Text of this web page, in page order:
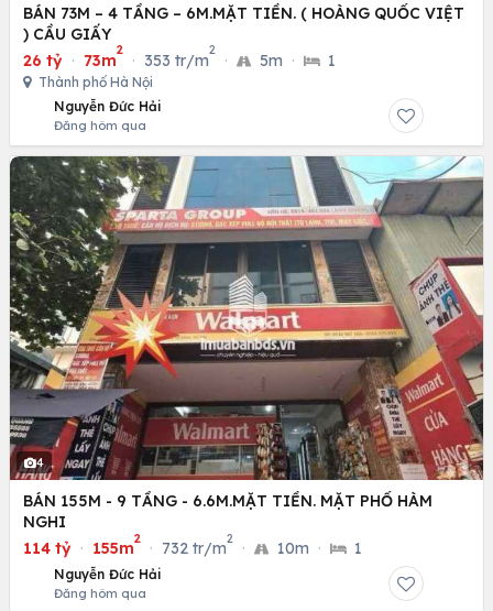
BÁN 73M – 4 TẦNG – 6M.MẶT TIỀN. ( HOÀNG QUỐC VIỆT
) CẦU GIẤY
26 tỷ · 73m
2
· 353 tr/m
2
· 5m · 1
Thành phố Hà Nội
Nguyễn Đức Hải
Đăng hôm qua
4
BÁN 155M - 9 TẦNG - 6.6M.MẶT TIỀN. MẶT PHỐ HÀM
NGHI
114 tỷ · 155m
2
· 732 tr/m
2
· 10m · 1
Nguyễn Đức Hải
Đăng hôm qua